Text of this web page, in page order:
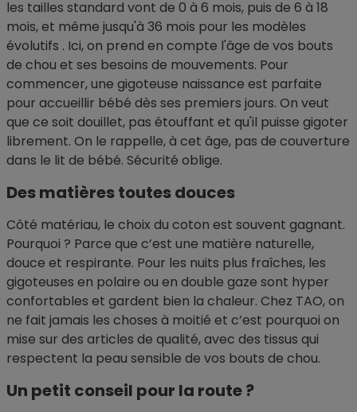
les tailles standard vont de 0 à 6 mois, puis de 6 à 18
mois, et même jusqu'à 36 mois pour les modèles
évolutifs . Ici, on prend en compte l'âge de vos bouts
de chou et ses besoins de mouvements. Pour
commencer, une gigoteuse naissance est parfaite
pour accueillir bébé dès ses premiers jours. On veut
que ce soit douillet, pas étouffant et qu'il puisse gigoter
librement. On le rappelle, à cet âge, pas de couverture
dans le lit de bébé. Sécurité oblige.
Des matières toutes douces
Côté matériau, le choix du coton est souvent gagnant.
Pourquoi ? Parce que c’est une matière naturelle,
douce et respirante. Pour les nuits plus fraîches, les
gigoteuses en polaire ou en double gaze sont hyper
confortables et gardent bien la chaleur. Chez TAO, on
ne fait jamais les choses à moitié et c’est pourquoi on
mise sur des articles de qualité, avec des tissus qui
respectent la peau sensible de vos bouts de chou.
Un petit conseil pour la route ?